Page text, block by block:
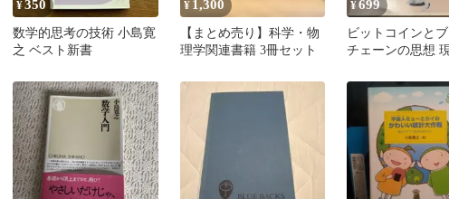
¥350
数学的思考の技術 小島寛
之 ベスト新書
¥ 1,300
【まとめ売り】科学・物
理学関連書籍 3冊セット
¥699
ビットコインと
チェーンの思想